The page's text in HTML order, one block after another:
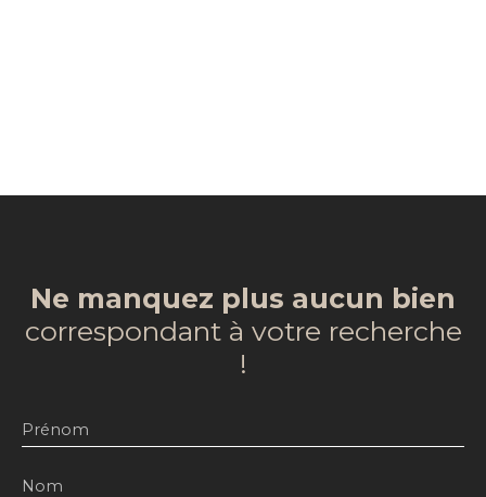
Ne manquez plus aucun bien
correspondant à votre recherche
!
Prénom
Nom